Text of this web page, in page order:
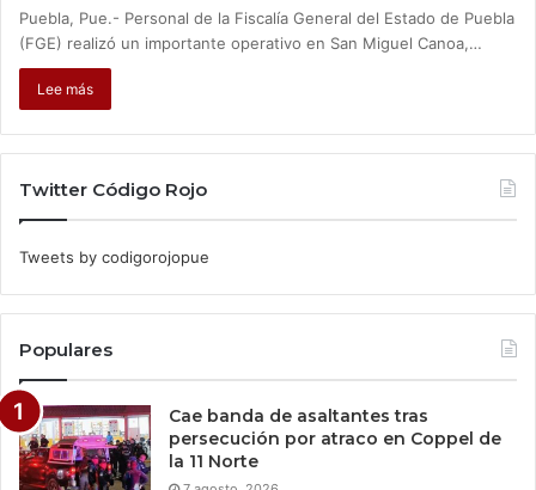
Puebla, Pue.- Personal de la Fiscalía General del Estado de Puebla
(FGE) realizó un importante operativo en San Miguel Canoa,…
Lee más
Twitter Código Rojo
Tweets by codigorojopue
Populares
Cae banda de asaltantes tras
persecución por atraco en Coppel de
la 11 Norte